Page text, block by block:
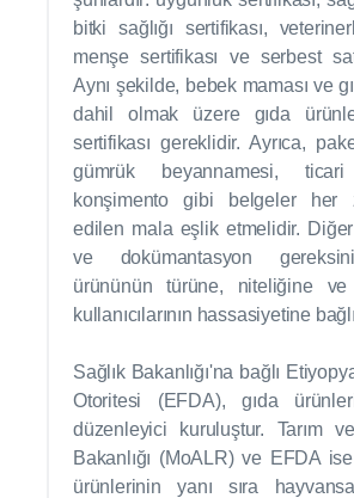
bitki sağlığı sertifikası,
menşe sertifikası ve serbest
Aynı şekilde, bebek maması ve
dahil olmak üzere gıda
sertifikası gereklidir. Ayrıca,
gümrük beyannamesi,
konşimento gibi belgeler her
edilen mala eşlik etmelidir.
ve dokümantasyon
ürününün türüne, niteliğine
kullanıcılarının hassasiyetine
Sağlık Bakanlığı'na bağlı
Otoritesi (EFDA), gıda
düzenleyici kuruluştur. Tarım
Bakanlığı (MoALR) ve EFDA
ürünlerinin yanı sıra